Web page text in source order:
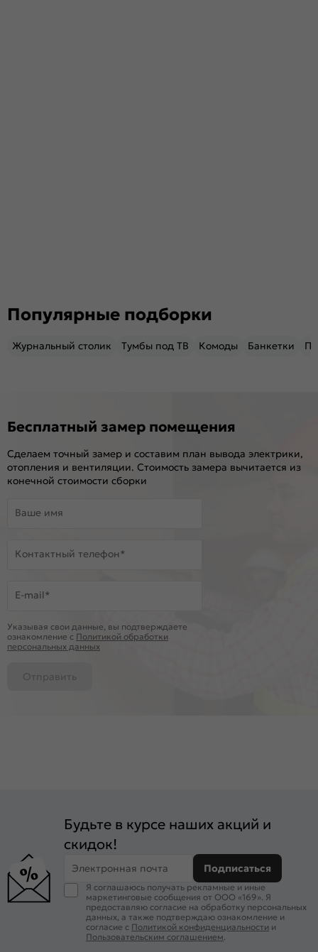
Популярные подборки
Журнальный столик Тумбы под ТВ Комоды Банкетки
Бесплатный замер помещения
Сделаем точный замер и составим план вывода электрики,
отопления и вентиляции. Стоимость замера вычитается из
конечной стоимости сборки
Ваше имя
Контактный телефон*
E-mail*
Указывая свои данные, вы подтверждаете
ознакомление c Политикой обработки
персональных данных
Отправить
Будьте в курсе наших акций и
скидок!
Электронная почта Подписаться
Я соглашаюсь получать рекламные и иные
маркетинговые сообщения от ООО «169». Я
предоставляю согласие на обработку персональных
данных, а также подтверждаю ознакомление и
согласие с Политикой конфиденциальности и
Пользовательским соглашением.